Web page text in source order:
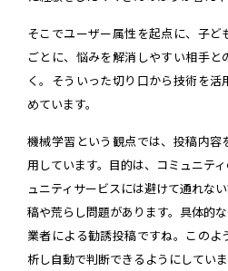
そこでユーザー属性を起点に、子ど
ごとに、悩みを解消しやすい相手と
く。そういった切り口から技術を
めています。
機械学習という観点では、投稿内容
用しています。目的は、コミュニテ
ュニティサービスには避けて通れな
稿や荒らし問題があります。具体的
業者による勧誘投稿ですね。このよ
析し自動で判断できるようにしていま